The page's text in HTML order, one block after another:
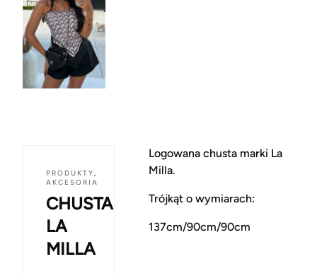
PRODUKTY,
AKCESORIA
CHUSTA
LA
MILLA
Logowana chusta marki La
Milla.
Trójkąt o wymiarach:
137cm/90cm/90cm